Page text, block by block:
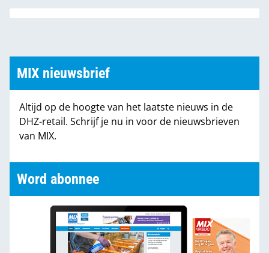
MIX nieuwsbrief
Altijd op de hoogte van het laatste nieuws in de
DHZ-retail. Schrijf je nu in voor de nieuwsbrieven
van MIX.
Word abonnee